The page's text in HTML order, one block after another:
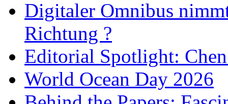
Digitaler Omnibus
Richtung ?
Editorial Spotlight:
World Ocean Day 2026